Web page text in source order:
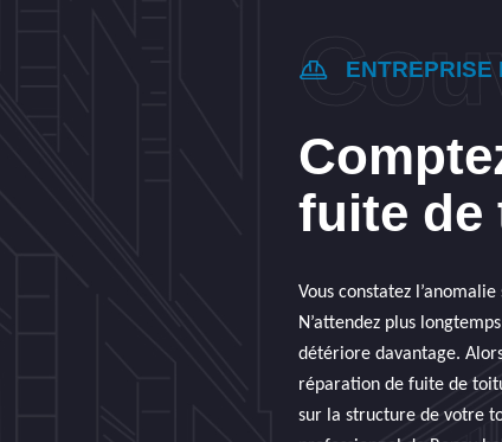
ENTREPRISE
fuite de
Vous constatez
N’attendez plus
détériore davantage.
réparation de fuite de
sur la structure de votre